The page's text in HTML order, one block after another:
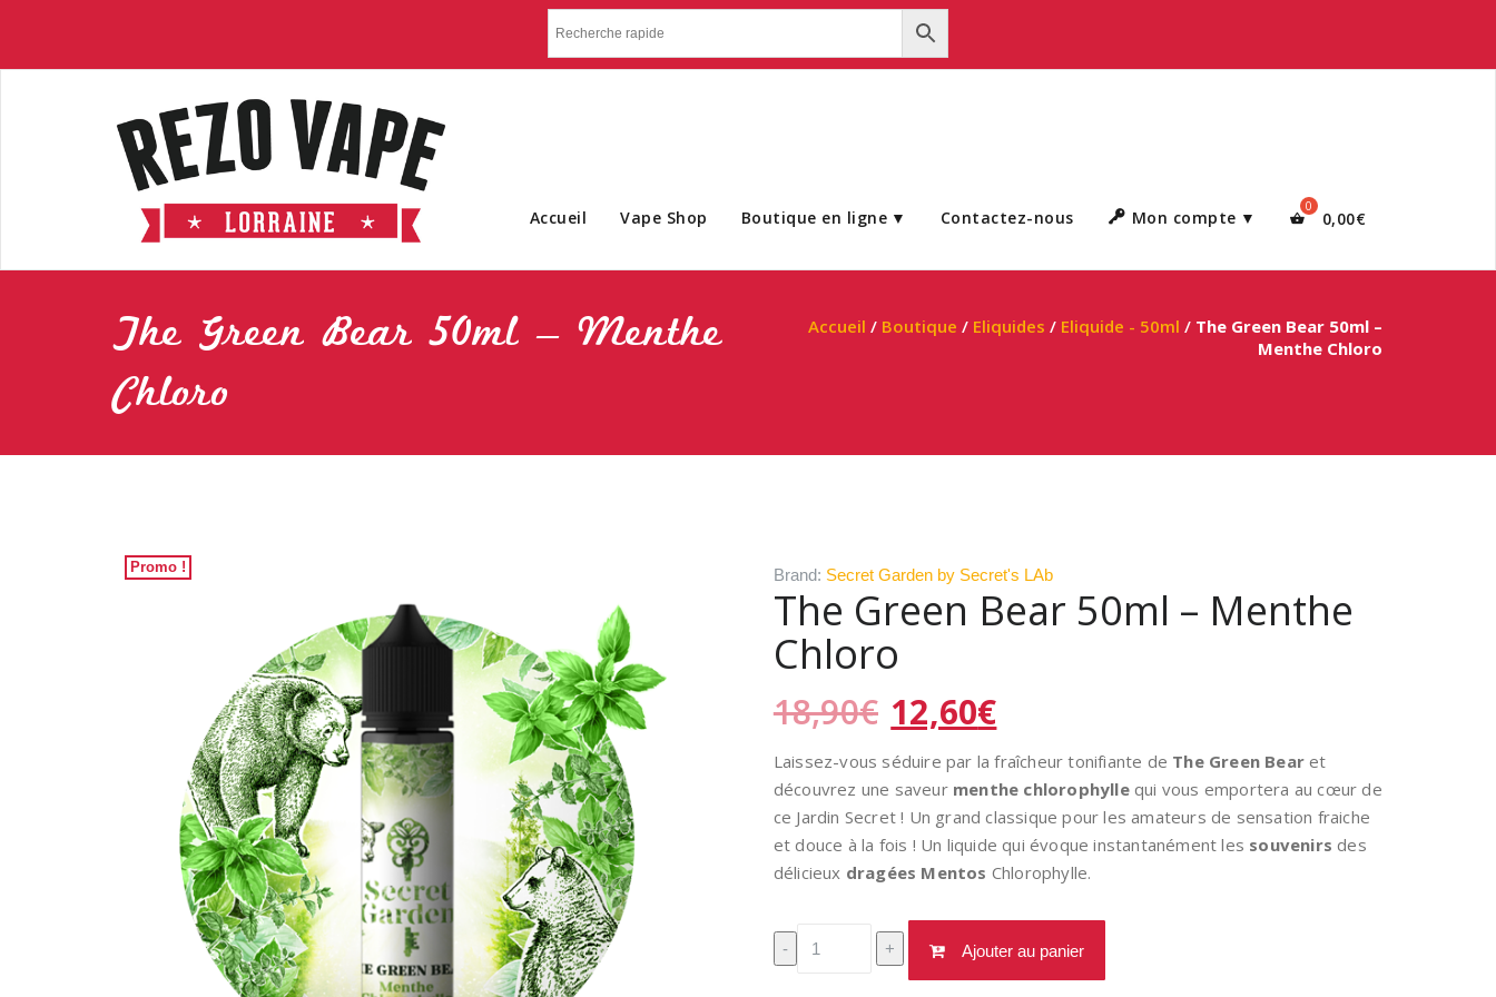
Accueil Vape Shop Boutique en ligne Contactez-nous Mon compte 0,00€
The Green Bear 50ml – Menthe
Chloro
Accueil / Boutique / Eliquides / Eliquide - 50ml / The Green Bear 50ml –
Menthe Chloro
Promo ! Brand: Secret Garden by Secret's LAb
The Green Bear 50ml – Menthe
Chloro
18,90€ Le
prix
initial
était :
18,90€.
12,60€
actuel
est :
12,60€.
Laissez-vous séduire par la fraîcheur tonifiante de The Green Bear et
découvrez une saveur menthe chlorophyllequi vous emportera au cœur de
ce Jardin Secret ! Un grand classique pour les amateurs de sensation fraiche
et douce à la fois ! Un liquide qui évoque instantanément les souvenirs des
délicieux dragées Mentos Chlorophylle.
-
quantité
de
+ Ajouter au panier